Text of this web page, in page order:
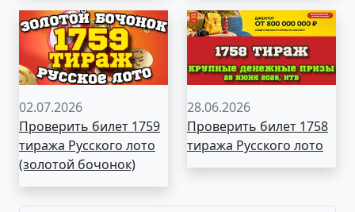
02.07.2026
Проверить билет 1759
тиража Русского лото
(золотой бочонок)
28.06.2026
Проверить билет 1758
тиража Русского лото